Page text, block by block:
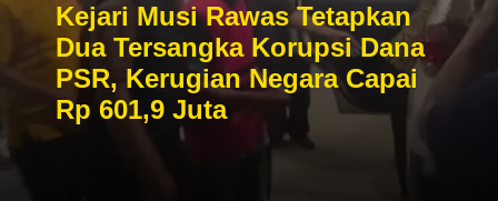
Kejari Musi Rawas Tetapkan
Dua Tersangka Korupsi Dana
PSR, Kerugian Negara Capai
Rp 601,9 Juta